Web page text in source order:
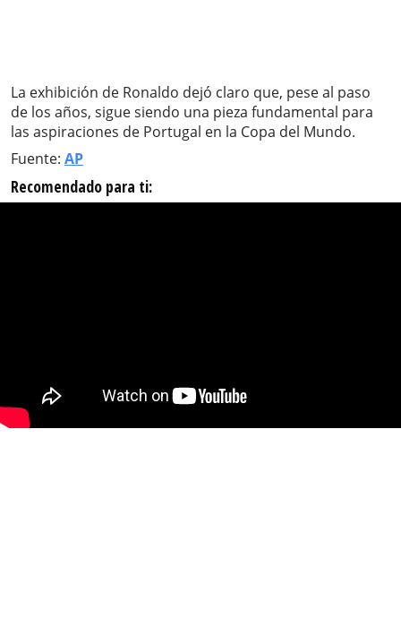
La exhibición de Ronaldo dejó claro que, pese al paso
de los años, sigue siendo una pieza fundamental para
las aspiraciones de Portugal en la Copa del Mundo.
Fuente: AP
Recomendado para ti: